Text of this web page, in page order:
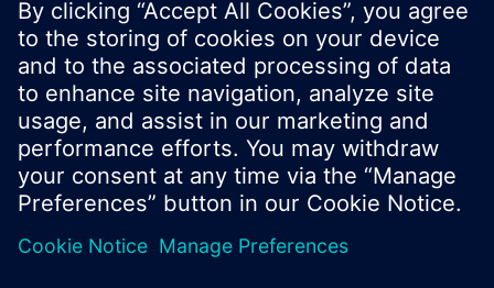
© Siemens Switzerland Ltd. 2017